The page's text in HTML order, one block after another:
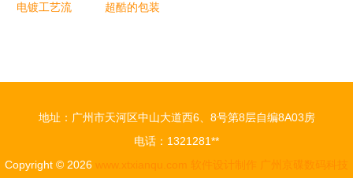
电镀工艺流
超酷的包装
版深度解析
地址：广州市天河区中山大道西6、8号第8层自编8A03房
电话：1321281**
Copyright © 2026 www.xtxianqu.com 软件设计制作 广州京碟数码科技